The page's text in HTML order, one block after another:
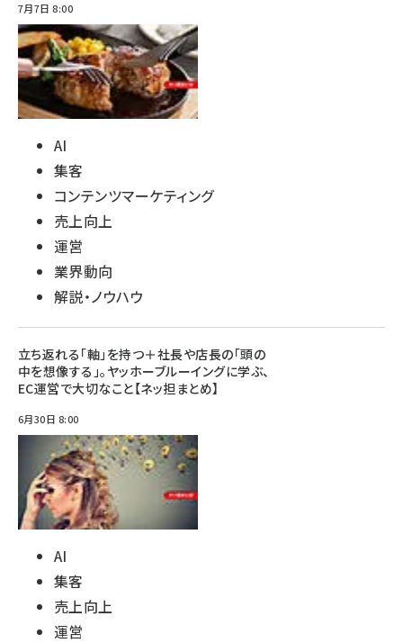
7月7日 8:00
AI
集客
コンテンツマーケティング
売上向上
運営
業界動向
解説・ノウハウ
立ち返れる「軸」を持つ＋社長や店長の「頭の
中を想像する」。ヤッホーブルーイングに学ぶ、
EC運営で大切なこと【ネッ担まとめ】
6月30日 8:00
AI
集客
売上向上
運営